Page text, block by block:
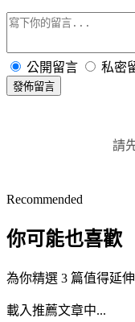
公開留言 私密
發佈留言
請
Recommended
你可能也喜歡
為你精選 3 篇值得延
載入推薦文章中...